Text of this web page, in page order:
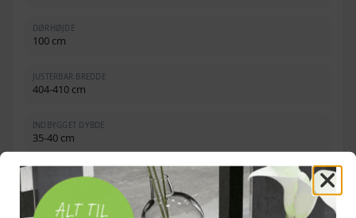
DØRHØJDE
100 cm
JUSTERBAR BREDDE
404-410 cm
INDBYGGET DYBDE
35-40 cm
STOLPEDIAMETER
60 mm